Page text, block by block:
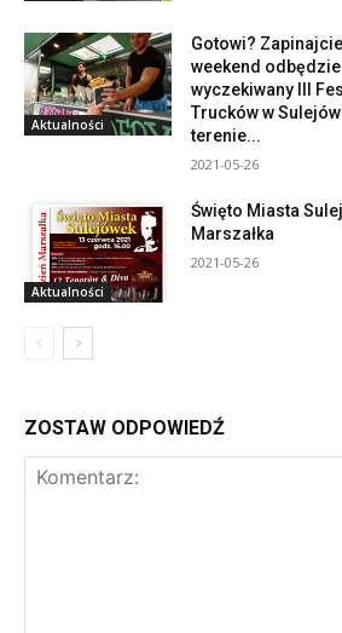
Aktualności
Gotowi?
weekend
wyczekiwany III
Trucków w
terenie...
2021-05-26
Aktualności
Święto Miasta
Marszałka
2021-05-26
ZOSTAW ODPOWIEDŹ